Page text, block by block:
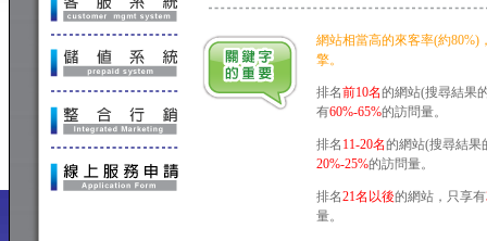
網站相當高的來客率(約80%)
擎。
排名前10名的網站(搜尋結果
有60%-65%的訪問量。
排名 11-20名的網站(搜尋結果
20%-25%的訪問量。
排名21名以後的網站，只享有
量。